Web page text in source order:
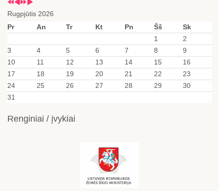
Rugpjūtis 2026
Pr
An Tr Kt Pn Šš
Sk
1
2
3
4 5 6 7 8
9
10
11 12 13 14 15
16
17
18 19 20 21 22
23
24
25 26 27 28 29
30
31
Renginiai / įvykiai